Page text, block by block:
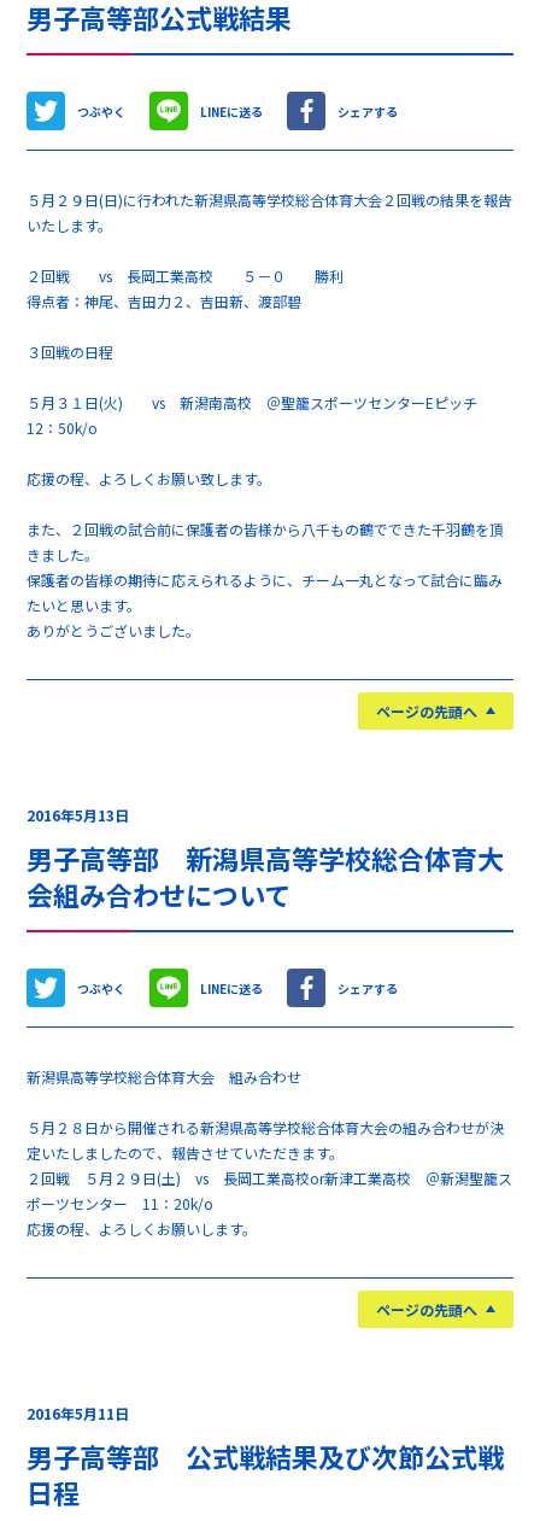
男子高等部公式戦結果
つぶやく LINEに送る シェアする
５月２９日(日)に行われた新潟県高等学校総合体育大会２回戦の結果を報告
いたします。
２回戦 vs 長岡工業高校 ５－０ 勝利
得点者：神尾、吉田力２、吉田新、渡部碧
３回戦の日程
５月３１日(火) vs 新潟南高校 ＠聖籠スポーツセンターEピッチ
12：50k/o
応援の程、よろしくお願い致します。
また、２回戦の試合前に保護者の皆様から八千もの鶴でできた千羽鶴を頂
きました。
保護者の皆様の期待に応えられるように、チーム一丸となって試合に臨み
たいと思います。
ありがとうございました。
ページの先頭へ
2016年5月13日
男子高等部 新潟県高等学校総合体育大
会組み合わせについて
つぶやく LINEに送る シェアする
新潟県高等学校総合体育大会 組み合わせ
５月２８日から開催される新潟県高等学校総合体育大会の組み合わせが決
定いたしましたので、報告させていただきます。
２回戦 ５月２９日(土) vs 長岡工業高校or新津工業高校 ＠新潟聖籠ス
ポーツセンター 11：20k/o
応援の程、よろしくお願いします。
ページの先頭へ
2016年5月11日
男子高等部 公式戦結果及び次節公式戦
日程